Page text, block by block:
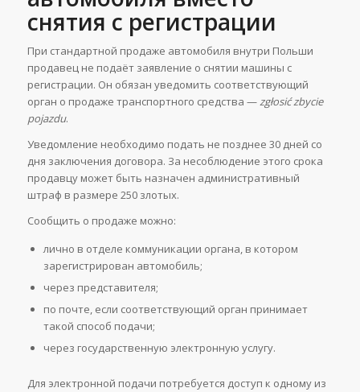
снятия с регистрации
При стандартной продаже автомобиля внутри Польши
продавец не подаёт заявление о снятии машины с
регистрации. Он обязан уведомить соответствующий
орган о продаже транспортного средства —zgłosić zbycie
pojazdu.
Уведомление необходимо подать не позднее 30 дней со
дня заключения договора. За несоблюдение этого срока
продавцу может быть назначен административный
штраф в размере 250 злотых.
Сообщить о продаже можно:
лично в отделе коммуникации органа, в котором
зарегистрирован автомобиль;
через представителя;
по почте, если соответствующий орган принимает
такой способ подачи;
через государственную электронную услугу.
Для электронной подачи потребуется доступ к одному из